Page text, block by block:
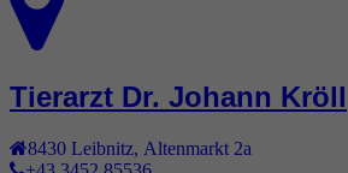
Tierarzt Dr. Johann Kröll
8430 Leibnitz
Altenmarkt 2a
+43.3452.85536